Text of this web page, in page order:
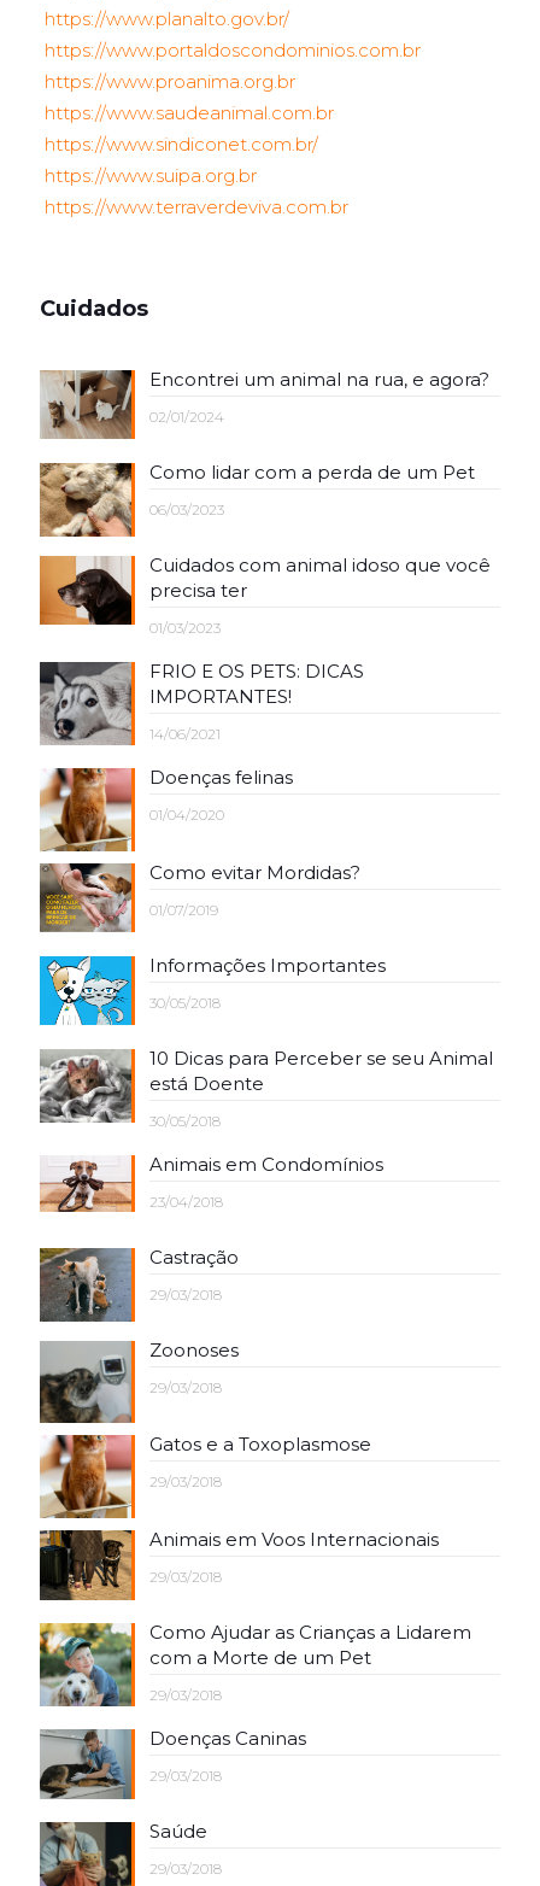
https://www.planalto.gov.br/
https://www.portaldoscondominios.com.br
https://www.proanima.org.br
https://www.saudeanimal.com.br
https://www.sindiconet.com.br/
https://www.suipa.org.br
https://www.terraverdeviva.com.br
Cuidados
Encontrei um animal na rua, e agora?
02/01/2024
Como lidar com a perda de um Pet
06/03/2023
Cuidados com animal idoso que você
precisa ter
01/03/2023
FRIO E OS PETS: DICAS
IMPORTANTES!
14/06/2021
Doenças felinas
01/04/2020
Como evitar Mordidas?
01/07/2019
Informações Importantes
30/05/2018
10 Dicas para Perceber se seu Animal
está Doente
30/05/2018
Animais em Condomínios
23/04/2018
Castração
29/03/2018
Zoonoses
29/03/2018
Gatos e a Toxoplasmose
29/03/2018
Animais em Voos Internacionais
29/03/2018
Como Ajudar as Crianças a Lidarem
com a Morte de um Pet
29/03/2018
Doenças Caninas
29/03/2018
Saúde
29/03/2018